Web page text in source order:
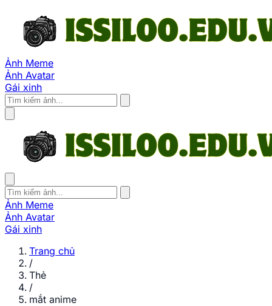
Ảnh Meme
Ảnh Avatar
Gái xinh
Ảnh Meme
Ảnh Avatar
Gái xinh
Trang chủ
/
Thẻ
/
mắt anime